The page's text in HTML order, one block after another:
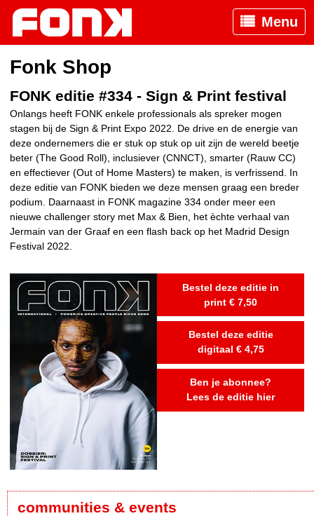
Menu
Fonk Shop
FONK editie #334 - Sign & Print festival
Onlangs heeft FONK enkele professionals als spreker mogen
stagen bij de Sign & Print Expo 2022. De drive en de energie van
deze ondernemers die er stuk op stuk op uit zijn de wereld beetje
beter (The Good Roll), inclusiever (CNNCT), smarter (Rauw CC)
en effectiever (Out of Home Masters) te maken, is verfrissend. In
deze editie van FONK bieden we deze mensen graag een breder
podium. Daarnaast in FONK magazine 334 onder meer een
nieuwe challenger story met Max & Bien, het èchte verhaal van
Jermain van der Graaf en een flash back op het Madrid Design
Festival 2022.
Bestel deze editie in
print € 7,50
Bestel deze editie
digitaal € 4,75
Ben je abonnee?
Lees de editie hier
communities & events